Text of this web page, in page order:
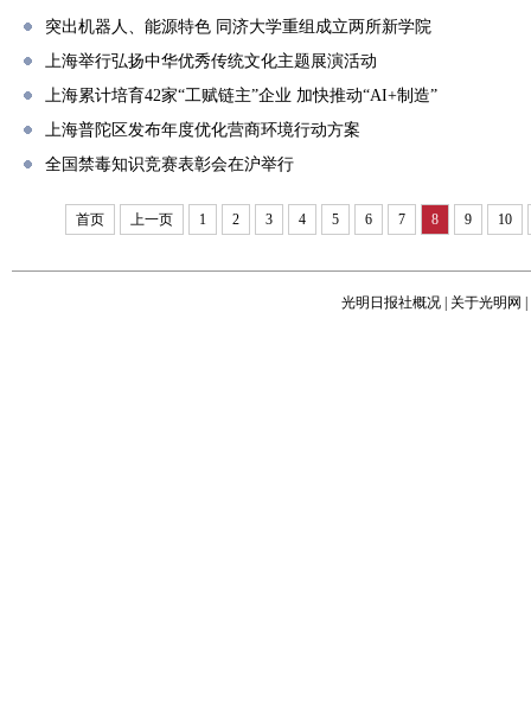
突出机器人、能源特色 同济大学重组成立两所新学院
上海举行弘扬中华优秀传统文化主题展演活动
上海累计培育42家“工赋链主”企业 加快推动“AI+制造”
上海普陀区发布年度优化营商环境行动方案
全国禁毒知识竞赛表彰会在沪举行
首页 上一页 1 2 3 4 5 6 7 8 9 10
光明日报社概况 关于光明网